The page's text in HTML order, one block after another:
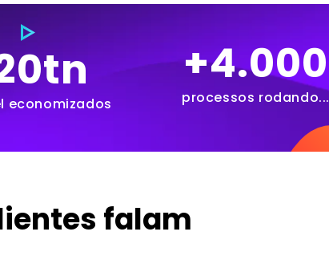
economizados
tn processos rodando...
+4.000
falam